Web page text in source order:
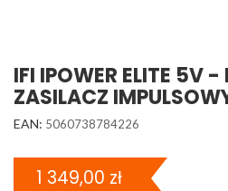
IFI IPOWER ELITE 5V
ZASILACZ
EAN: 5060738784226
1 349,00 zł